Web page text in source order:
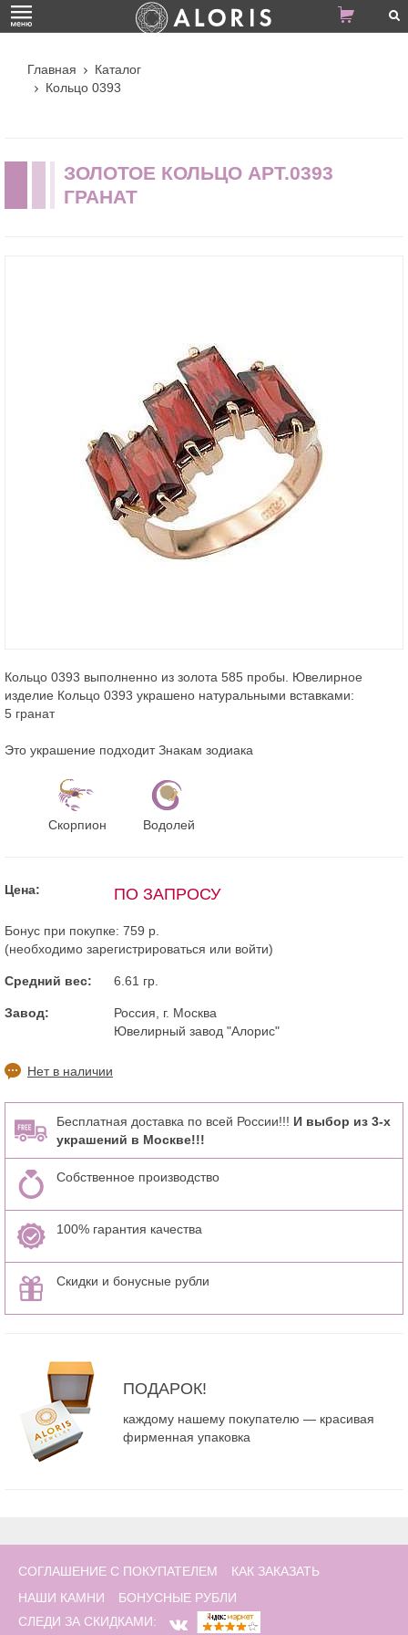
Главная
Каталог
Кольцо 0393
ЗОЛОТОЕ КОЛЬЦО АРТ.0393
ГРАНАТ
Кольцо 0393 выполненно из золота 585 пробы. Ювелирное
изделие Кольцо 0393 украшено натуральными вставками:
5 гранат
Это украшение подходит Знакам зодиака
Скорпион Водолей
Цена: ПО ЗАПРОСУ
Бонус при покупке: 759 р.
(необходимо зарегистрироваться или войти)
Средний вес: 6.61 гр.
Завод:
Россия, г. Москва
Ювелирный завод "Алорис"
Нет в наличии
Бесплатная доставка по всей России!!! И выбор из 3-х
украшений в Москве!!!
Собственное производство
100% гарантия качества
Скидки и бонусные рубли
ПОДАРОК!
каждому нашему покупателю — красивая
фирменная упаковка
СОГЛАШЕНИЕ С ПОКУПАТЕЛЕМ
КАК ЗАКАЗАТЬ
НАШИ КАМНИ
БОНУСНЫЕ РУБЛИ
СЛЕДИ ЗА СКИДКАМИ: